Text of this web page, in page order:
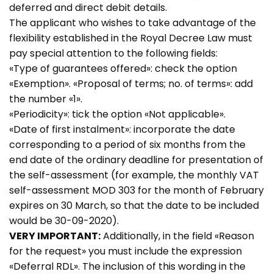
deferred and direct debit details.
The applicant who wishes to take advantage of the
flexibility established in the Royal Decree Law must
pay special attention to the following fields:
«Type of guarantees offered»: check the option
«Exemption». «Proposal of terms; no. of terms»: add
the number «1».
«Periodicity»: tick the option «Not applicable».
«Date of first instalment»: incorporate the date
corresponding to a period of six months from the
end date of the ordinary deadline for presentation of
the self-assessment (for example, the monthly VAT
self-assessment MOD 303 for the month of February
expires on 30 March, so that the date to be included
would be 30-09-2020).
VERY IMPORTANT:Additionally, in the field «Reason
for the request» you must include the expression
«Deferral RDL». The inclusion of this wording in the